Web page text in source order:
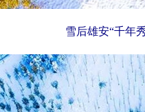
雪后雄安“千年